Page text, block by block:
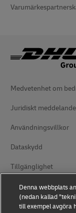
Medvetenhet om
Juridiskt meddelande
Användningsvillkor
Dataskydd
Tillgänglighet
Ytterligare
Cookieinställningar
Denna webbplats
(nedan kallad
till exempel avgöra